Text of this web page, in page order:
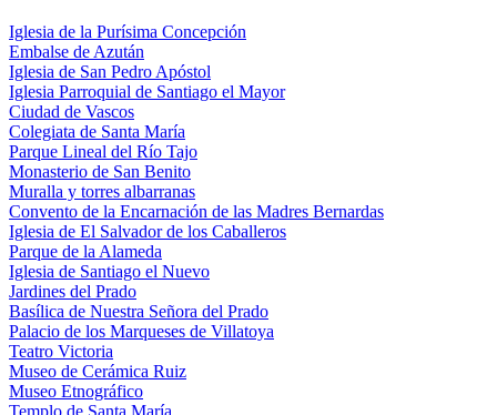
Iglesia de la Purísima Concepción
Embalse de Azután
Iglesia de San Pedro Apóstol
Iglesia Parroquial de Santiago el Mayor
Ciudad de Vascos
Colegiata de Santa María
Parque Lineal del Río Tajo
Monasterio de San Benito
Muralla y torres albarranas
Convento de la Encarnación de las Madres Bernardas
Iglesia de El Salvador de los Caballeros
Parque de la Alameda
Iglesia de Santiago el Nuevo
Jardines del Prado
Basílica de Nuestra Señora del Prado
Palacio de los Marqueses de Villatoya
Teatro Victoria
Museo de Cerámica Ruiz
Museo Etnográfico
Templo de Santa María